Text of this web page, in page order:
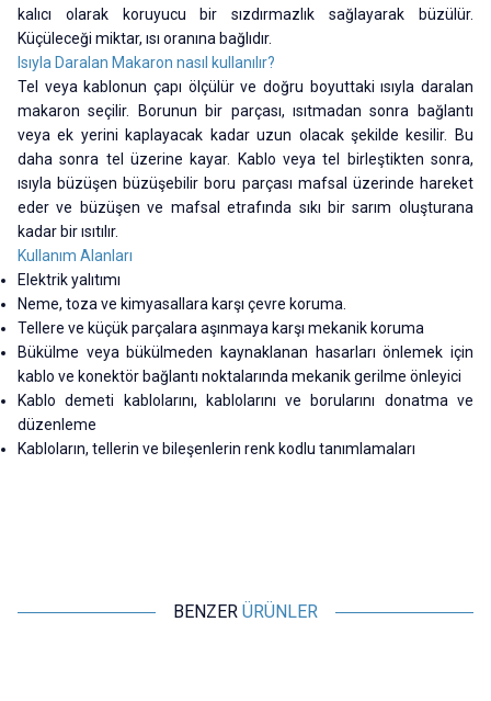
kalıcı olarak koruyucu bir sızdırmazlık sağlayarak büzülür.
Küçüleceği miktar, ısı oranına bağlıdır.
Isıyla Daralan Makaron nasıl kullanılır?
Tel veya kablonun çapı ölçülür ve doğru boyuttaki ısıyla daralan
makaron seçilir. Borunun bir parçası, ısıtmadan sonra bağlantı
veya ek yerini kaplayacak kadar uzun olacak şekilde kesilir. Bu
daha sonra tel üzerine kayar. Kablo veya tel birleştikten sonra,
ısıyla büzüşen büzüşebilir boru parçası mafsal üzerinde hareket
eder ve büzüşen ve mafsal etrafında sıkı bir sarım oluşturana
kadar bir ısıtılır.
Kullanım Alanları
Elektrik yalıtımı
Neme, toza ve kimyasallara karşı çevre koruma.
Tellere ve küçük parçalara aşınmaya karşı mekanik koruma
Bükülme veya bükülmeden kaynaklanan hasarları önlemek için
kablo ve konektör bağlantı noktalarında mekanik gerilme önleyici
Kablo demeti kablolarını, kablolarını ve borularını donatma ve
düzenleme
Kabloların, tellerin ve bileşenlerin renk kodlu tanımlamaları
BENZER ÜRÜNLER